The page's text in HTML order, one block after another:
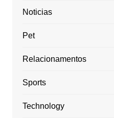
Noticias
Pet
Relacionamentos
Sports
Technology